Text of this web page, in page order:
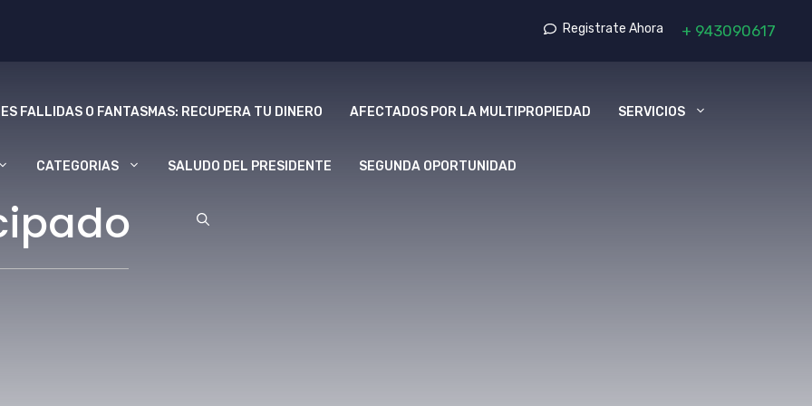
Registrate Ahora + 943090617
FALLIDAS O FANTASMAS: RECUPERA TU DINERO AFECTADOS POR LA MULTIPROPIEDAD SERVICIOS
CATEGORIAS SALUDO DEL PRESIDENTE SEGUNDA OPORTUNIDAD